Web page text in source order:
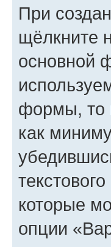
При
щёлкните
основной
формы, то
как
которые
опции